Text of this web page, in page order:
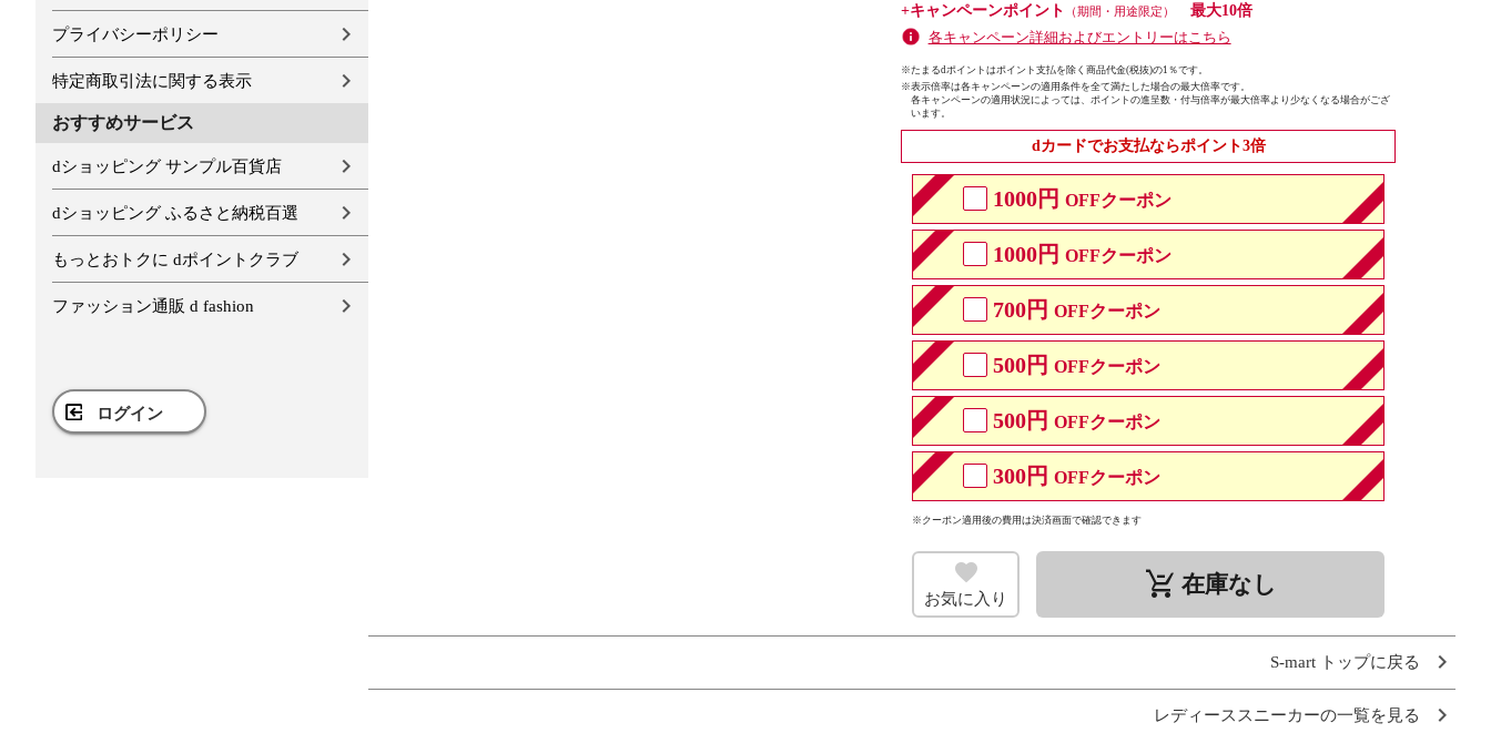
プライバシーポリシー
特定商取引法に関する表示
おすすめサービス
dショッピング サンプル百貨店
dショッピング ふるさと納税百選
もっとおトクに dポイントクラブ
ファッション通販 d fashion
ログイン
+キャンペーンポイント
（期間・用途限定）
最大10倍
各キャンペーン詳細およびエントリーはこちら
※たまるdポイントはポイント支払を除く商品代金(税抜)の1％です。
※表示倍率は各キャンペーンの適用条件を全て満たした場合の最大倍率です。
各キャンペーンの適用状況によっては、ポイントの進呈数・付与倍率が最大倍率より少なくなる場合がござ
います。
dカードでお支払ならポイント3倍
1000円 OFFクーポン
1000円 OFFクーポン
700円 OFFクーポン
500円 OFFクーポン
500円 OFFクーポン
300円 OFFクーポン
※クーポン適用後の費用は決済画面で確認できます
お気に入り remove_shopping_cart 在庫なし
S-mart トップに戻る
レディーススニーカーの一覧を見る